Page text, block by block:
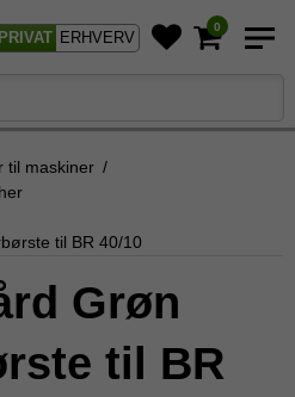
PRIVAT ERHVERV
0
til maskiner /
til BR 40/10
Grøn
til BR